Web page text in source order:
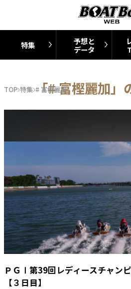
特集
予想と
データ
TOP 特集 # 富樫麗加
「# 富樫麗加」
ＰＧⅠ第39回レディースチャン
【３日目】